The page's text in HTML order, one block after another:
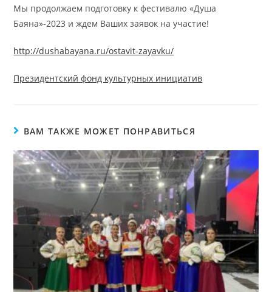
Мы продолжаем подготовку к фестивалю «Душа
Баяна»-2023 и ждем Ваших заявок на участие!
http://dushabayana.ru/ostavit-zayavku/
Президентский фонд культурных инициатив
ВАМ ТАКЖЕ МОЖЕТ ПОНРАВИТЬСЯ